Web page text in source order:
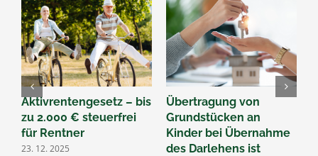
Aktivrentengesetz – bis
zu 2.000 € steuerfrei
für Rentner
23. 12. 2025
Übertragung von
Grundstücken an
Kinder bei Übernahme
des Darlehens ist